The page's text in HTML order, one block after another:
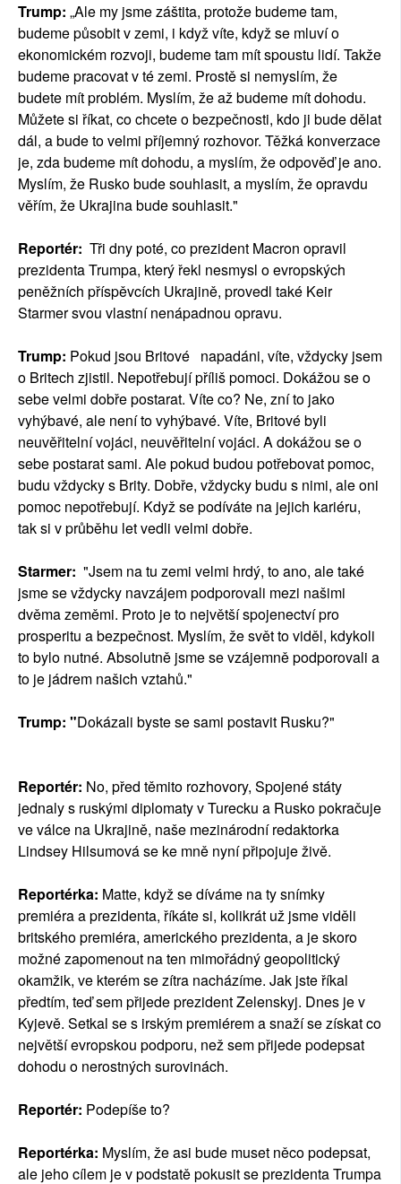
Trump: „Ale my jsme záštita, protože budeme tam,
budeme působit v zemi, i když víte, když se mluví o
ekonomickém rozvoji, budeme tam mít spoustu lidí. Takže
budeme pracovat v té zemi. Prostě si nemyslím, že
budete mít problém. Myslím, že až budeme mít dohodu.
Můžete si říkat, co chcete o bezpečnosti, kdo ji bude dělat
dál, a bude to velmi příjemný rozhovor. Těžká konverzace
je, zda budeme mít dohodu, a myslím, že odpověď je ano.
Myslím, že Rusko bude souhlasit, a myslím, že opravdu
věřím, že Ukrajina bude souhlasit."
Reportér: Tři dny poté, co prezident Macron opravil
prezidenta Trumpa, který řekl nesmysl o evropských
peněžních příspěvcích Ukrajině, provedl také Keir
Starmer svou vlastní nenápadnou opravu.
Trump: Pokud jsou Britové napadáni, víte, vždycky jsem
o Britech zjistil. Nepotřebují příliš pomoci. Dokážou se o
sebe velmi dobře postarat. Víte co? Ne, zní to jako
vyhýbavé, ale není to vyhýbavé. Víte, Britové byli
neuvěřitelní vojáci, neuvěřitelní vojáci. A dokážou se o
sebe postarat sami. Ale pokud budou potřebovat pomoc,
budu vždycky s Brity. Dobře, vždycky budu s nimi, ale oni
pomoc nepotřebují. Když se podíváte na jejich kariéru,
tak si v průběhu let vedli velmi dobře.
Starmer: "Jsem na tu zemi velmi hrdý, to ano, ale také
jsme se vždycky navzájem podporovali mezi našimi
dvěma zeměmi. Proto je to největší spojenectví pro
prosperitu a bezpečnost. Myslím, že svět to viděl, kdykoli
to bylo nutné. Absolutně jsme se vzájemně podporovali a
to je jádrem našich vztahů."
Trump: "Dokázali byste se sami postavit Rusku?"
Reportér: No, před těmito rozhovory, Spojené státy
jednaly s ruskými diplomaty v Turecku a Rusko pokračuje
ve válce na Ukrajině, naše mezinárodní redaktorka
Lindsey Hilsumová se ke mně nyní připojuje živě.
Reportérka: Matte, když se díváme na ty snímky
premiéra a prezidenta, říkáte si, kolikrát už jsme viděli
britského premiéra, amerického prezidenta, a je skoro
možné zapomenout na ten mimořádný geopolitický
okamžik, ve kterém se zítra nacházíme. Jak jste říkal
předtím, teď sem přijede prezident Zelenskyj. Dnes je v
Kyjevě. Setkal se s irským premiérem a snaží se získat co
největší evropskou podporu, než sem přijede podepsat
dohodu o nerostných surovinách.
Reportér: Podepíše to?
Reportérka: Myslím, že asi bude muset něco podepsat,
ale jeho cílem je v podstatě pokusit se prezidenta Trumpa